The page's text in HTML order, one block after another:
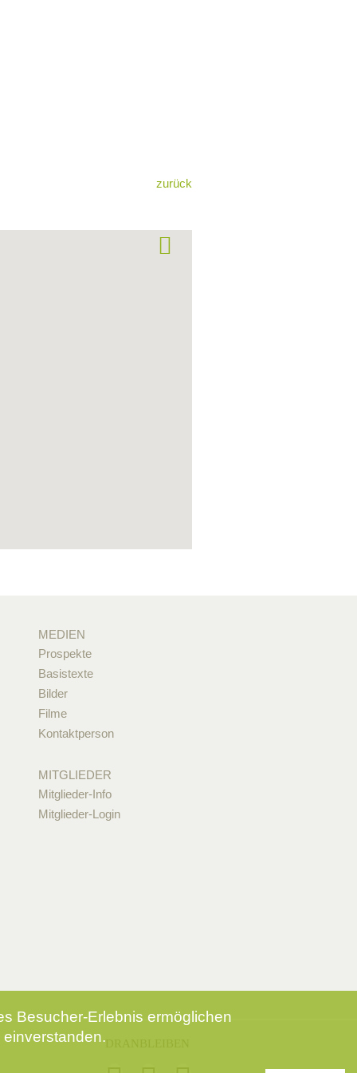
zurück
MEDIEN
Prospekte
Basistexte
Bilder
Filme
Kontaktperson
MITGLIEDER
Mitglieder-Info
Mitglieder-Login
Besucher-Erlebnis ermöglichen